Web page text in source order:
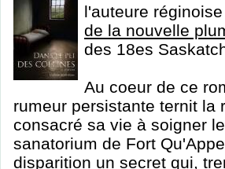
l'auteure
de la nouvelle
des 18es
Au coeur de ce
rumeur persistante ternit la
consacré sa vie à soigner
sanatorium de Fort
disparition un secret qui,